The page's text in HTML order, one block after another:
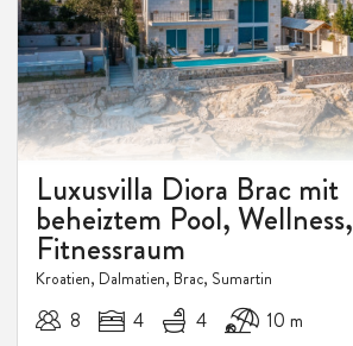
15%
Luxusvilla Diora Brac mit
beheiztem Pool, Wellness,
Fitnessraum
Kroatien, Dalmatien, Brac, Sumartin
8 4 4 10 m